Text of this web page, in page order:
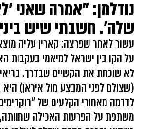
נודלמן: "אמרה שאני
שלה'. חשבתי שיש
עשור לאחר שפרצה: קארין עליה
על הקו בין ישראל למיאמי בעקבות
לא שוכחת את הקשיים שבדרך.
(שצולם לפני המבצע מול איראן)
לדרמה מאחורי הקלעים של
משתפת על הפרעות האכילה